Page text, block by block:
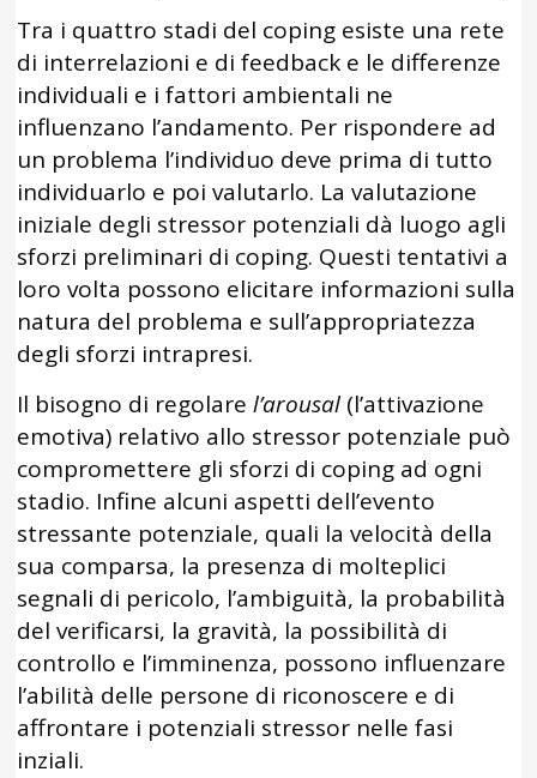
Tra i quattro stadi del coping esiste una rete
di interrelazioni e di feedback e le differenze
individuali e i fattori ambientali ne
influenzano l’andamento. Per rispondere ad
un problema l’individuo deve prima di tutto
individuarlo e poi valutarlo. La valutazione
iniziale degli stressor potenziali dà luogo agli
sforzi preliminari di coping. Questi tentativi a
loro volta possono elicitare informazioni sulla
natura del problema e sull’appropriatezza
degli sforzi intrapresi.
Il bisogno di regolarel’arousal (l’attivazione
emotiva) relativo allo stressor potenziale può
compromettere gli sforzi di coping ad ogni
stadio. Infine alcuni aspetti dell’evento
stressante potenziale, quali la velocità della
sua comparsa, la presenza di molteplici
segnali di pericolo, l’ambiguità, la probabilità
del verificarsi, la gravità, la possibilità di
controllo e l’imminenza, possono influenzare
l’abilità delle persone di riconoscere e di
affrontare i potenziali stressor nelle fasi
inziali.